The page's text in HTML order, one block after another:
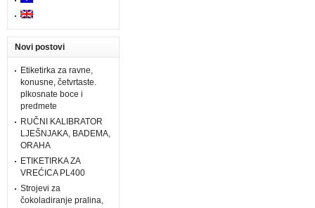
Novi postovi
Etiketirka za ravne,
konusne, četvrtaste.
plkosnate boce i
predmete
RUČNI KALIBRATOR
LJEŠNJAKA, BADEMA,
ORAHA
ETIKETIRKA ZA
VREĆICA PL400
Strojevi za
čokoladiranje pralina,